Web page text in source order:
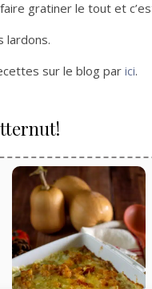
gratiner le tout et
lardons.
sur le blog par ici.